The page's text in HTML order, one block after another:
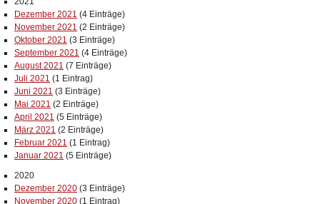
Dezember 2021 (4 Einträge)
November 2021 (2 Einträge)
Oktober 2021 (3 Einträge)
September 2021 (4 Einträge)
August 2021 (7 Einträge)
Juli 2021 (1 Eintrag)
Juni 2021 (3 Einträge)
Mai 2021 (2 Einträge)
April 2021 (5 Einträge)
März 2021 (2 Einträge)
Februar 2021 (1 Eintrag)
Januar 2021 (5 Einträge)
2020
Dezember 2020 (3 Einträge)
November 2020 (1 Eintrag)